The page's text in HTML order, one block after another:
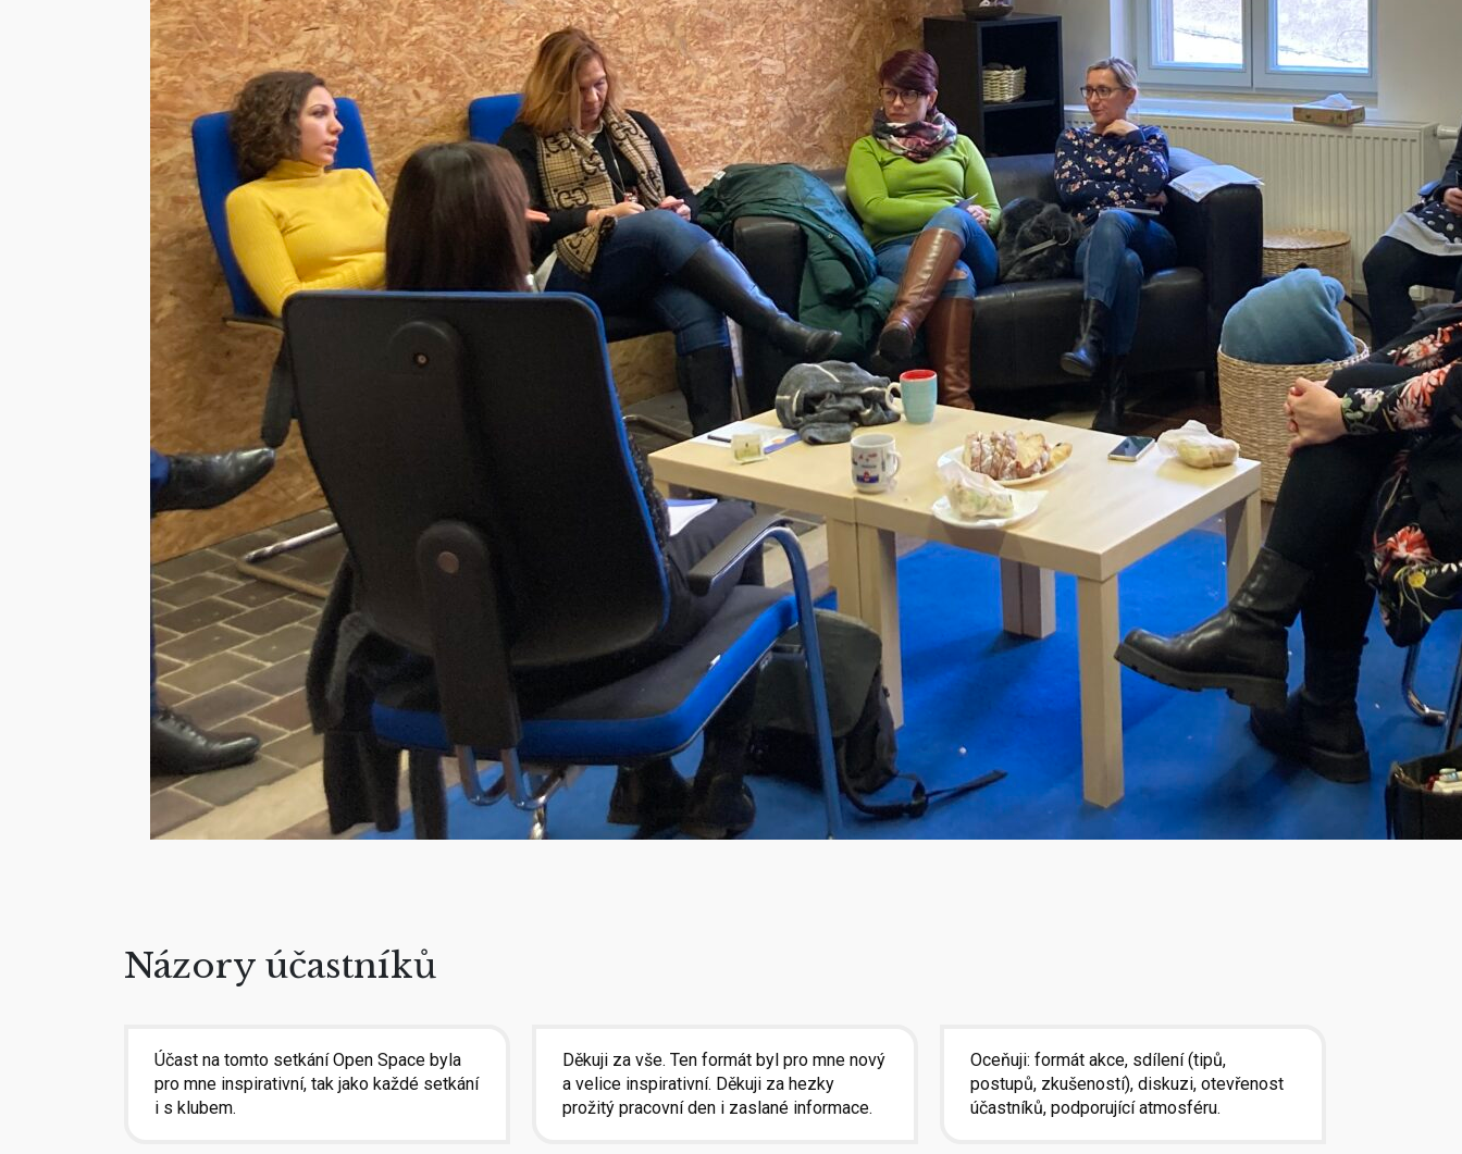
Názory účastníků
Účast na tomto setkání Open Space byla
pro mne inspirativní, tak jako každé setkání
i s klubem.
Děkuji za vše. Ten formát byl pro mne nový
a velice inspirativní. Děkuji za hezky
prožitý pracovní den i zaslané informace.
Oceňuji: formát akce, sdílení (tipů,
postupů, zkušeností), diskuzi, otevřenost
účastníků, podporující atmosféru.